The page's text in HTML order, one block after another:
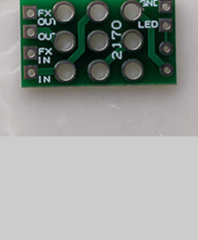
超小型3PDTフットスイッチ用プリン
ト基板トゥルーバイパス用2170
¥100